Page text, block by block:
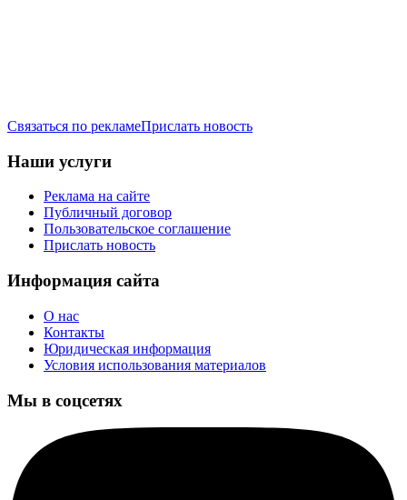
Связаться по рекламеПрислать новость
Наши услуги
Реклама на сайте
Публичный договор
Пользовательское соглашение
Прислать новость
Информация сайта
О нас
Контакты
Юридическая информация
Условия использования материалов
Мы в соцсетях